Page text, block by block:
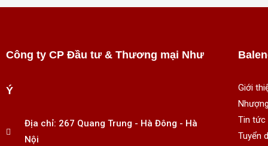
Công ty CP Đầu tư & Thương mại Như
Ý
Địa chỉ: 267 Quang Trung - Hà Đông - Hà
Nội
Giới
Tin tức
Tuyển